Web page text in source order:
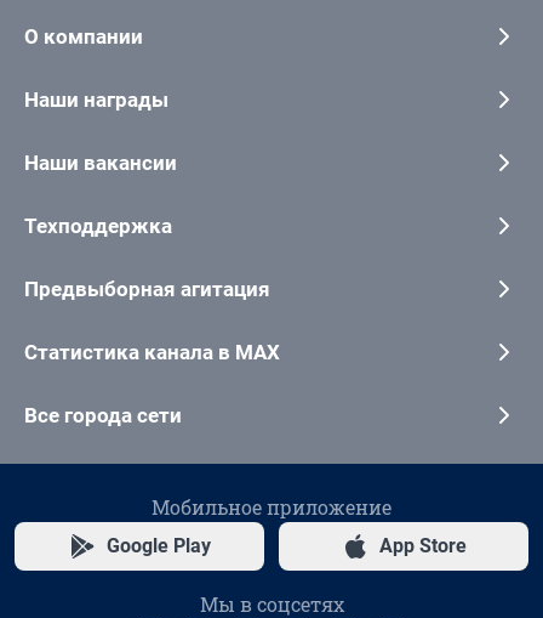
О компании
Наши награды
Наши вакансии
Техподдержка
Предвыборная агитация
Статистика канала в MAX
Все города сети
Мобильное приложение
Google Play App Store
Мы в соцсетях